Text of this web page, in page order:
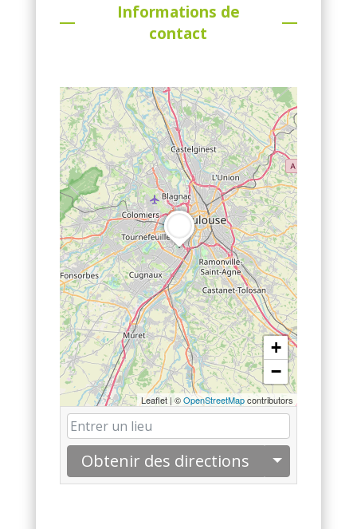
Informations de
contact
+
−
Leaflet | ©OpenStreetMapcontributors
Obtenir des directions